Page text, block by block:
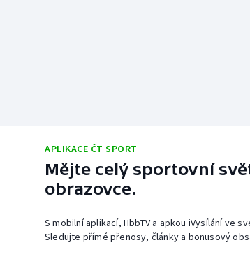
APLIKACE ČT SPORT
Mějte celý sportovní
obrazovce.
S mobilní aplikací, HbbTV a apkou iVysílání ve
Sledujte přímé přenosy, články a bonusový